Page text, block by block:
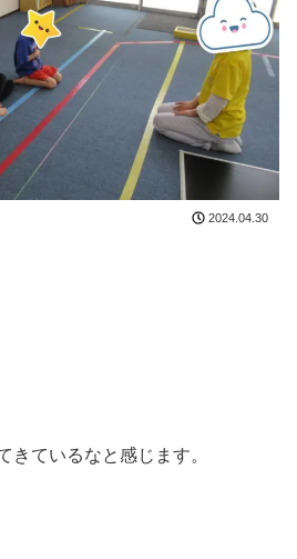
2024.04.30
きているなと感じます。